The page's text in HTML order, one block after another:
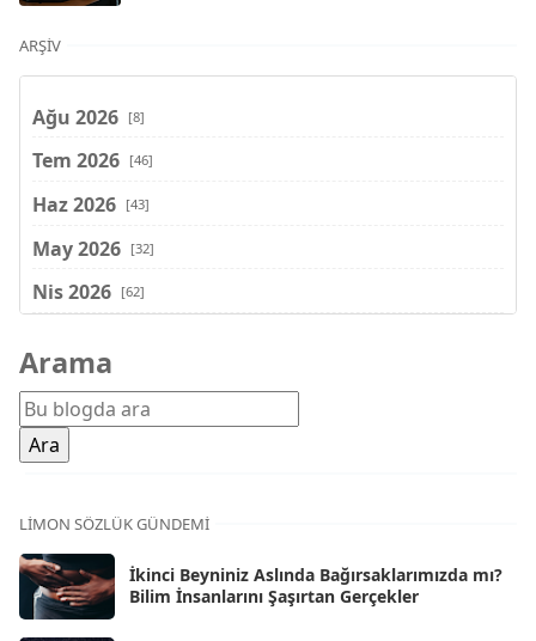
ARŞIV
Ağu 2026 [8]
Tem 2026 [46]
Haz 2026 [43]
May 2026 [32]
Nis 2026 [62]
Şub 2026
Oca 2026 [72]
Ara 2025
Kas 2025
Eki 2025
Eyl 2025 [56]
Arama
LIMON SÖZLÜK GÜNDEMI
İkinci Beyniniz Aslında Bağırsaklarımızda mı?
Bilim İnsanlarını Şaşırtan Gerçekler